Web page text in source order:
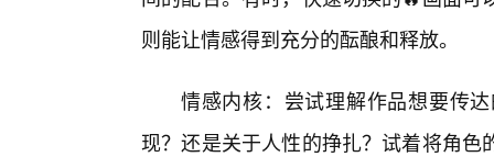
则能让情感得到充分的酝酿和释放。
情感内核：尝试理解作品想要传
现？还是关于人性的挣扎？试着将角